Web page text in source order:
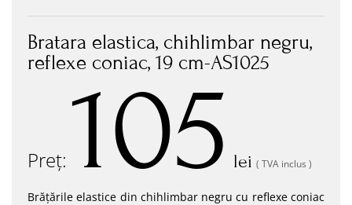
Bratara elastica, chihlimbar negru,
reflexe coniac, 19 cm-AS1025
Preț: 105 lei ( TVA inclus )
Brățările elastice din chihlimbar negru cu reflexe coniac